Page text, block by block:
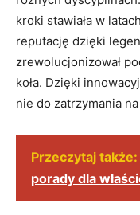
kroki stawiała w
reputację dzięki
zrewolucjonizował
koła. Dzięki
nie do zatrzymania
Przeczytaj także:
porady dla